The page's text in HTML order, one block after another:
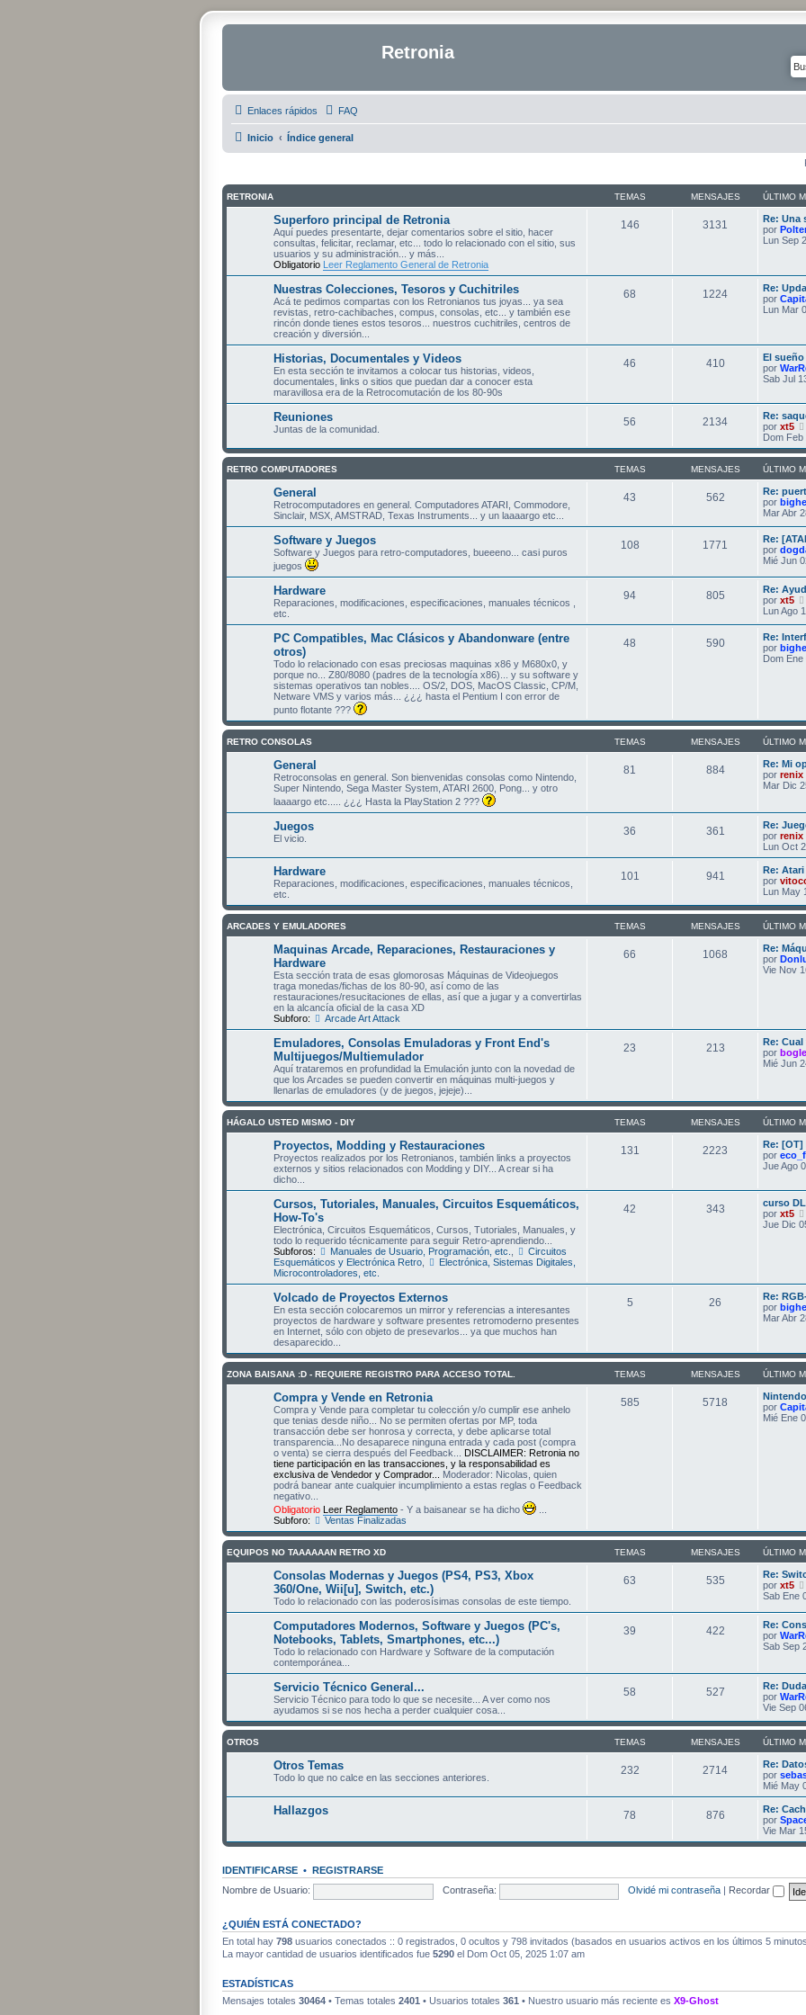
Retronia
Enlaces rápidos FAQ
Inicio Índice general
RETRONIA TEMAS MENSAJES ÚLTIMO
Superforo principal de Retronia
Aquí puedes presentarte, dejar comentarios sobre el sitio, hacer
consultas, felicitar, reclamar, etc... todo lo relacionado con el sitio, sus
usuarios y su administración... y más...
Obligatorio Leer Reglamento General de Retronia
146 3131
Re: Una
por
Lun Sep
Nuestras Colecciones, Tesoros y Cuchitriles
Acá te pedimos compartas con los Retronianos tus joyas... ya sea
revistas, retro-cachibaches, compus, consolas, etc... y también ese
rincón donde tienes estos tesoros... nuestros cuchitriles, centros de
creación y diversión...
68 1224
Re:
por
Lun Mar
Historias, Documentales y Videos
En esta sección te invitamos a colocar tus historias, videos,
documentales, links o sitios que puedan dar a conocer esta
maravillosa era de la Retrocomutación de los 80-90s
46 410
El
por
Sab Jul
Reuniones
Juntas de la comunidad.
56 2134
Re:
por xt5
Dom Feb
RETRO COMPUTADORES TEMAS MENSAJES ÚLTIMO
General
Retrocomputadores en general. Computadores ATARI, Commodore,
Sinclair, MSX, AMSTRAD, Texas Instruments... y un laaaargo etc...
43 562
Re:
por
Mar Abr
Software y Juegos
Software y Juegos para retro-computadores, bueeeno... casi puros
juegos
108 1771
Re:
por
Mié Jun
Hardware
Reparaciones, modificaciones, especificaciones, manuales técnicos ,
etc.
94 805
Re:
por xt5
Lun Ago
PC Compatibles, Mac Clásicos y Abandonware (entre
otros)
Todo lo relacionado con esas preciosas maquinas x86 y M680x0, y
porque no... Z80/8080 (padres de la tecnología x86)... y su software y
sistemas operativos tan nobles.... OS/2, DOS, MacOS Classic, CP/M,
Netware VMS y varios más... ¿¿¿ hasta el Pentium I con error de
punto flotante ???
48 590
Re:
por
Dom
RETRO CONSOLAS TEMAS MENSAJES ÚLTIMO
General
Retroconsolas en general. Son bienvenidas consolas como Nintendo,
Super Nintendo, Sega Master System, ATARI 2600, Pong... y otro
laaaargo etc..... ¿¿¿ Hasta la PlayStation 2 ???
81 884
Re: Mi
por renix
Mar Dic
Juegos
El vicio.
36 361
Re:
por renix
Lun Oct
Hardware
Reparaciones, modificaciones, especificaciones, manuales técnicos,
etc.
101 941
Re:
por
Lun May
ARCADES Y EMULADORES TEMAS MENSAJES ÚLTIMO
Maquinas Arcade, Reparaciones, Restauraciones y
Hardware
Esta sección trata de esas glomorosas Máquinas de Videojuegos
traga monedas/fichas de los 80-90, así como de las
restauraciones/resucitaciones de ellas, así que a jugar y a convertirlas
en la alcancía oficial de la casa XD
Subforo:
Arcade Art Attack
66 1068
Re:
por
Vie Nov
Emuladores, Consolas Emuladoras y Front End's
Multijuegos/Multiemulador
Aquí trataremos en profundidad la Emulación junto con la novedad de
que los Arcades se pueden convertir en máquinas multi-juegos y
llenarlas de emuladores (y de juegos, jejeje)...
23 213
Re:
por bogle
Mié Jun
HÁGALO USTED MISMO - DIY TEMAS MENSAJES ÚLTIMO
Proyectos, Modding y Restauraciones
Proyectos realizados por los Retronianos, también links a proyectos
externos y sitios relacionados con Modding y DIY... A crear si ha
dicho...
131 2223
Re: [OT]
por
Jue Ago
Cursos, Tutoriales, Manuales, Circuitos Esquemáticos,
How-To's
Electrónica, Circuitos Esquemáticos, Cursos, Tutoriales, Manuales, y
todo lo requerido técnicamente para seguir Retro-aprendiendo...
Subforos:
Manuales de Usuario, Programación, etc.
Circuitos
Esquemáticos y Electrónica Retro
Electrónica, Sistemas Digitales,
Microcontroladores, etc.
42 343
curso
por xt5
Jue Dic
Volcado de Proyectos Externos
En esta sección colocaremos un mirror y referencias a interesantes
proyectos de hardware y software presentes retromoderno presentes
en Internet, sólo con objeto de presevarlos... ya que muchos han
desaparecido...
5 26
Re:
por
Mar Abr
ZONA BAISANA :D - REQUIERE REGISTRO PARA ACCESO TOTAL. TEMAS MENSAJES ÚLTIMO
Compra y Vende en Retronia
Compra y Vende para completar tu colección y/o cumplir ese anhelo
que tenias desde niño... No se permiten ofertas por MP, toda
transacción debe ser honrosa y correcta, y debe aplicarse total
transparencia...No desaparece ninguna entrada y cada post (compra
o venta) se cierra después del Feedback... DISCLAIMER: Retronia no
tiene participación en las transacciones, y la responsabilidad es
exclusiva de Vendedor y Comprador...
Moderador: Nicolas, quien
podrá banear ante cualquier incumplimiento a estas reglas o Feedback
negativo...
Obligatorio Leer Reglamento - Y a baisanear se ha dicho
Subforo:
Ventas Finalizadas
585 5718
por
Mié Ene
EQUIPOS NO TAAAAAAN RETRO XD TEMAS MENSAJES ÚLTIMO
Consolas Modernas y Juegos (PS4, PS3, Xbox
360/One, Wii[u], Switch, etc.)
Todo lo relacionado con las poderosísimas consolas de este tiempo.
63 535
Re:
por xt5
Sab Ene
Computadores Modernos, Software y Juegos (PC's,
Notebooks, Tablets, Smartphones, etc...)
Todo lo relacionado con Hardware y Software de la computación
contemporánea...
39 422
Re:
por
Sab Sep
Servicio Técnico General...
Servicio Técnico para todo lo que se necesite... A ver como nos
ayudamos si se nos hecha a perder cualquier cosa...
58 527
Re:
por
Vie Sep
OTROS TEMAS MENSAJES ÚLTIMO
Otros Temas
Todo lo que no calce en las secciones anteriores.
232 2714
Re:
por
Mié May
Hallazgos 78 876
Re:
por
Vie Mar
IDENTIFICARSE • REGISTRARSE
Nombre de Usuario:
Contraseña: Olvidé mi contraseña Recordar
¿QUIÉN ESTÁ CONECTADO?
En total hay 798 usuarios conectados :: 0 registrados, 0 ocultos y 798 invitados (basados en usuarios activos en los últimos 5
La mayor cantidad de usuarios identificados fue 5290 el Dom Oct 05, 2025 1:07 am
ESTADÍSTICAS
Mensajes totales 30464 • Temas totales 2401 • Usuarios totales 361 • Nuestro usuario más reciente es X9-Ghost